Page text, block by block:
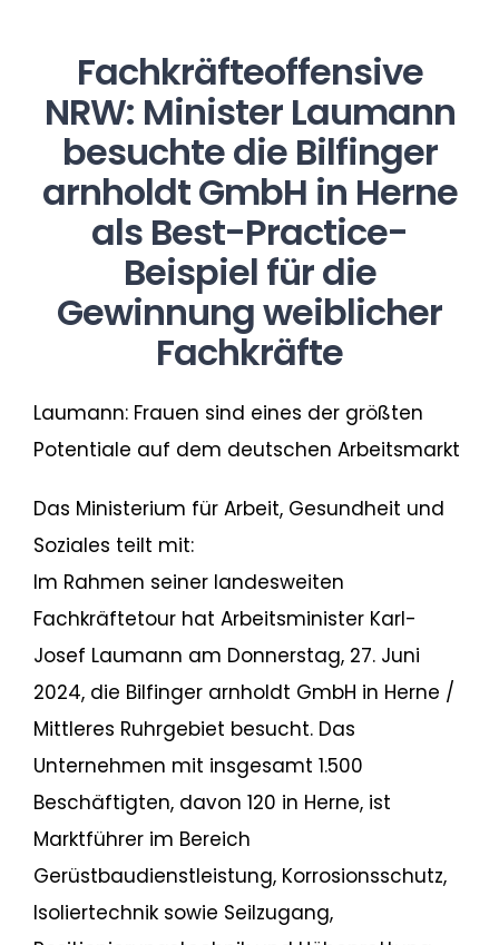
Fachkräfteoffensive
NRW: Minister Laumann
besuchte die Bilfinger
arnholdt GmbH in Herne
als Best-Practice-
Beispiel für die
Gewinnung weiblicher
Fachkräfte
Laumann: Frauen sind eines der größten
Potentiale auf dem deutschen Arbeitsmarkt
Das Ministerium für Arbeit, Gesundheit und
Soziales teilt mit:
Im Rahmen seiner landesweiten
Fachkräftetour hat Arbeitsminister Karl-
Josef Laumann am Donnerstag, 27. Juni
2024, die Bilfinger arnholdt GmbH in Herne /
Mittleres Ruhrgebiet besucht. Das
Unternehmen mit insgesamt 1.500
Beschäftigten, davon 120 in Herne, ist
Marktführer im Bereich
Gerüstbaudienstleistung, Korrosionsschutz,
Isoliertechnik sowie Seilzugang,
Yulia Stevenson
Regionalagentur Mittleres
Ruhrgebiet: Leitung |
Projektkoordination
+49 2323 925 124
stevenson@herne.business
Marja Jongenelen
Mentoring-Programm Mittleres
Ruhrgebiet: Projektleitung
+49 2323 925 126
jongenelen@herne.business